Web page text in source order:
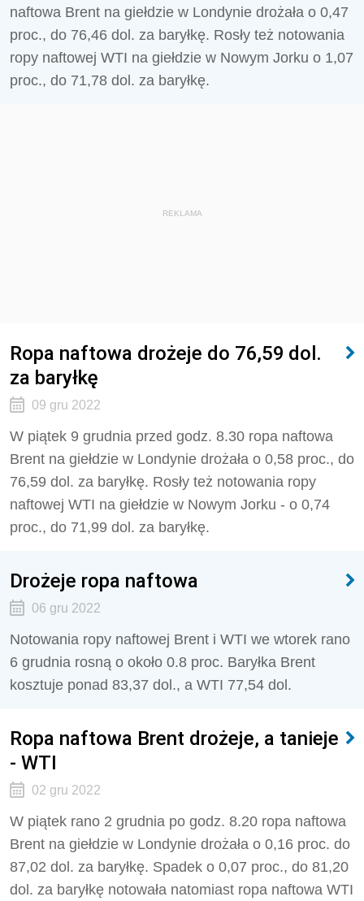
naftowa Brent na giełdzie w Londynie drożała o 0,47
proc., do 76,46 dol. za baryłkę. Rosły też notowania
ropy naftowej WTI na giełdzie w Nowym Jorku o 1,07
proc., do 71,78 dol. za baryłkę.
REKLAMA
Ropa naftowa drożeje do 76,59 dol.
za baryłkę
09 gru 2022
W piątek 9 grudnia przed godz. 8.30 ropa naftowa
Brent na giełdzie w Londynie drożała o 0,58 proc., do
76,59 dol. za baryłkę. Rosły też notowania ropy
naftowej WTI na giełdzie w Nowym Jorku - o 0,74
proc., do 71,99 dol. za baryłkę.
Drożeje ropa naftowa
06 gru 2022
Notowania ropy naftowej Brent i WTI we wtorek rano
6 grudnia rosną o około 0.8 proc. Baryłka Brent
kosztuje ponad 83,37 dol., a WTI 77,54 dol.
Ropa naftowa Brent drożeje, a tanieje
- WTI
02 gru 2022
W piątek rano 2 grudnia po godz. 8.20 ropa naftowa
Brent na giełdzie w Londynie drożała o 0,16 proc. do
87,02 dol. za baryłkę. Spadek o 0,07 proc., do 81,20
dol. za baryłkę notowała natomiast ropa naftowa WTI